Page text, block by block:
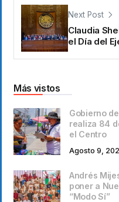
Next Post
Claudia
el Día del
Más vistos
Gobierno
realiza 84
el Centro
Agosto 9,
Andrés
poner a
“Modo Sí”